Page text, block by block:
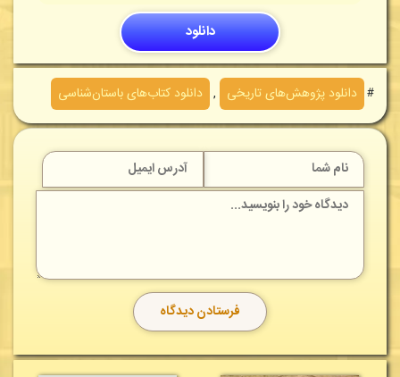
دانلود
＃ دانلود پژوهش‌های تاريخی , دانلود کتاب‌های باستان‌شناسی